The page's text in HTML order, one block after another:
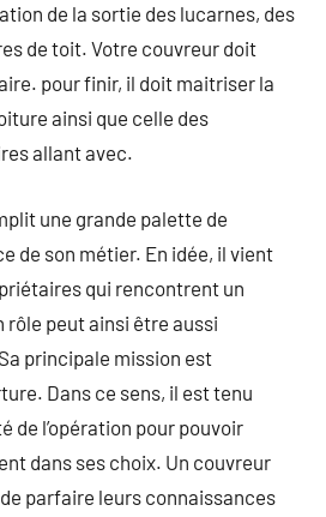
de la sortie des lucarnes, des
de toit. Votre couvreur doit
pour finir, il doit maitriser la
ainsi que celle des
allant avec.
une grande palette de
de son métier. En idée, il vient
qui rencontrent un
rôle peut ainsi être aussi
principale mission est
Dans ce sens, il est tenu
de l’opération pour pouvoir
dans ses choix. Un couvreur
parfaire leurs connaissances